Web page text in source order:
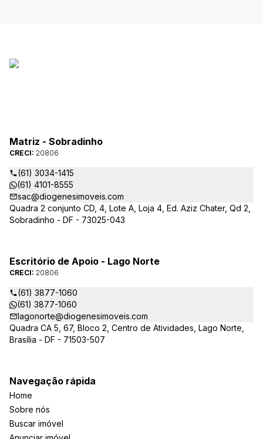
Matriz - Sobradinho
CRECI: 20806
(61) 3034-1415
(61) 4101-8555
sac@diogenesimoveis.com
Quadra 2 conjunto CD, 4, Lote A, Loja 4, Ed. Aziz Chater, Qd 2,
Sobradinho - DF - 73025-043
Escritório de Apoio - Lago Norte
CRECI: 20806
(61) 3877-1060
(61) 3877-1060
lagonorte@diogenesimoveis.com
Quadra CA 5, 67, Bloco 2, Centro de Atividades, Lago Norte,
Brasília - DF - 71503-507
Navegação rápida
Home
Sobre nós
Buscar imóvel